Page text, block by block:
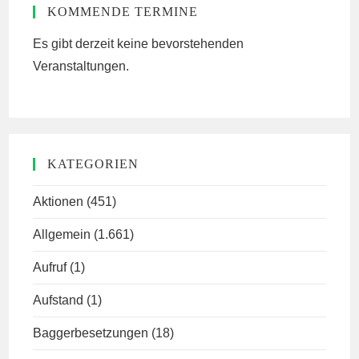
KOMMENDE TERMINE
Es gibt derzeit keine bevorstehenden
Veranstaltungen.
KATEGORIEN
Aktionen (451)
Allgemein (1.661)
Aufruf (1)
Aufstand (1)
Baggerbesetzungen (18)